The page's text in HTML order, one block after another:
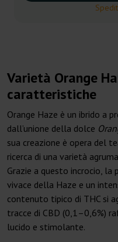
Varietà Orange
caratteristiche
Orange Haze è un ibrido a
dall’unione della dolce
sua creazione è opera del
ricerca di una varietà
Grazie a questo incrocio,
vivace della Haze e un
contenuto tipico di THC si
tracce di CBD (0,1–0,6%)
lucido e stimolante.